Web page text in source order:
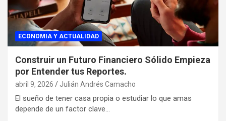
ECONOMIA Y ACTUALIDAD
Construir un Futuro Financiero Sólido Empieza
por Entender tus Reportes.
abril 9, 2026 Julián Andrés Camacho
El sueño de tener casa propia o estudiar lo que amas
depende de un factor clave…